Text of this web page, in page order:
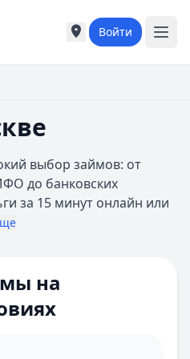
Города России
Астрахань
Б
Барнаул
Города России
Астрахань
Б
Барнаул
Войти
выбор займов: от
до банковских
за 15 минут онлайн или
на